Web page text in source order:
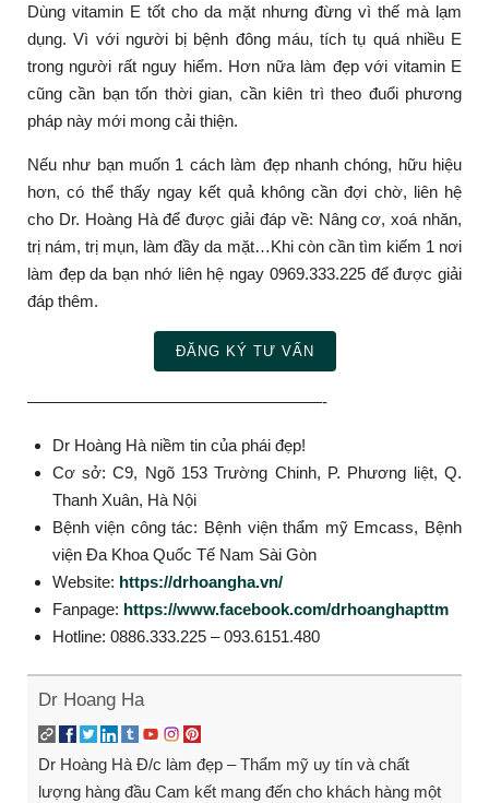
Dùng vitamin E tốt cho da mặt nhưng đừng vì thế mà lạm
dụng. Vì với người bị bệnh đông máu, tích tụ quá nhiều E
trong người rất nguy hiểm. Hơn nữa làm đẹp với vitamin E
cũng cần bạn tốn thời gian, cần kiên trì theo đuổi phương
pháp này mới mong cải thiện.
Nếu như bạn muốn 1 cách làm đẹp nhanh chóng, hữu hiệu
hơn, có thể thấy ngay kết quả không cần đợi chờ, liên hệ
cho Dr. Hoàng Hà để được giải đáp về: Nâng cơ, xoá nhăn,
trị nám, trị mụn, làm đầy da mặt…Khi còn cần tìm kiếm 1 nơi
làm đẹp da bạn nhớ liên hệ ngay 0969.333.225 để được giải
đáp thêm.
ĐĂNG KÝ TƯ VẤN
——————————————————-
Dr Hoàng Hà niềm tin của phái đẹp!
Cơ sở: C9, Ngõ 153 Trường Chinh, P. Phương liệt, Q.
Thanh Xuân, Hà Nội
Bệnh viện công tác: Bệnh viện thẩm mỹ Emcass, Bệnh
viện Đa Khoa Quốc Tế Nam Sài Gòn
Website: https://drhoangha.vn/
Fanpage: https://www.facebook.com/drhoanghapttm
Hotline: 0886.333.225 – 093.6151.480
Dr Hoang Ha
Dr Hoàng Hà Đ/c làm đẹp – Thẩm mỹ uy tín và chất
lượng hàng đầu Cam kết mang đến cho khách hàng một